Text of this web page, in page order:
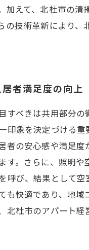
加えて、北杜市の
の技術革新により
者満足度の向上
すべきは共用部分
印象を決定づける
者の安心感や満足
。さらに、照明
呼び、結果として
も快適であり、地
杜市のアパート経